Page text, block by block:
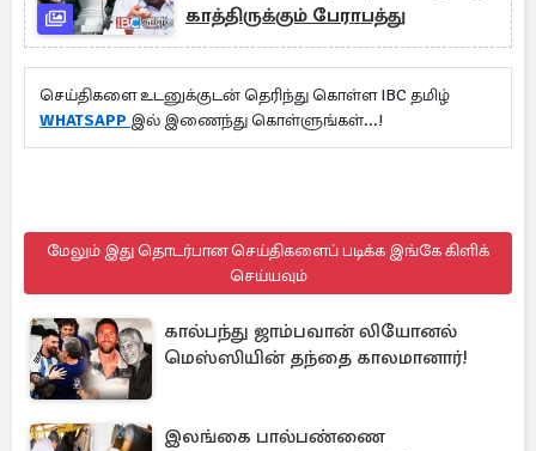
காத்திருக்கும் பேராபத்து
செய்திகளை உடனுக்குடன் தெரிந்து கொள்ள IBC தமிழ்
WHATSAPP இல் இணைந்து கொள்ளுங்கள்...!
மேலும் இது தொடர்பான செய்திகளைப் படிக்க இங்கே கிளிக்
செய்யவும்
கால்பந்து ஜாம்பவான் லியோனல்
மெஸ்ஸியின் தந்தை காலமானார்!
இலங்கை பால்பண்ணை